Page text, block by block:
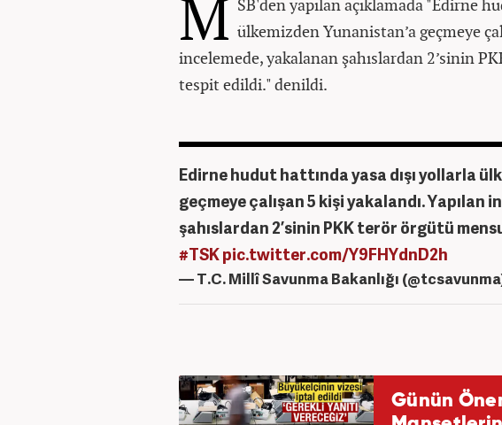
M SB'den yapılan açıklamada "Edirne
ülkemizden Yunanistan’a geçmeye
incelemede, yakalanan şahıslardan 2’sinin
tespit edildi." denildi.
Edirne hudut hattında yasa dışı yollarla
geçmeye çalışan 5 kişi yakalandı. Yapılan
şahıslardan 2’sinin PKK terör örgütü
#TSKpic.twitter.com/Y9FHYdnD2h
— T.C. Millî Savunma Bakanlığı